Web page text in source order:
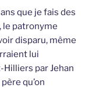
que je fais des
le patronyme
disparu, même
lui
par Jehan
qu’on